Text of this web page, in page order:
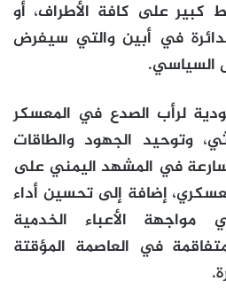
كبير على كافة الأطراف، أو
في أبين والتي سيفرض
السياسي.
لرأب الصدع في المعسكر
وتوحيد الجهود والطاقات
في المشهد اليمني على
إضافة إلى تحسين أداء
مواجهة الأعباء الخدمية
في العاصمة المؤقتة